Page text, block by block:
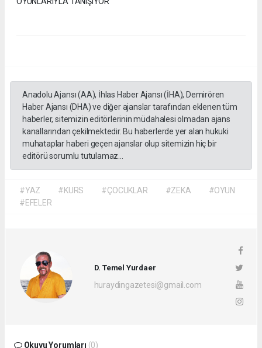
Anadolu Ajansı (AA), İhlas Haber Ajansı (İHA), Demirören
Haber Ajansı (DHA) ve diğer ajanslar tarafından eklenen tüm
haberler, sitemizin editörlerinin müdahalesi olmadan ajans
kanallarından çekilmektedir. Bu haberlerde yer alan hukuki
muhataplar haberi geçen ajanslar olup sitemizin hiç bir
editörü sorumlu tutulamaz...
#YAZ #KURS #ÇOCUKLAR #ZEKA
#OYUN
#EFELER
D. Temel Yurdaer
huraydingazetesi@gmail.com
Okuyu Yorumları (0)